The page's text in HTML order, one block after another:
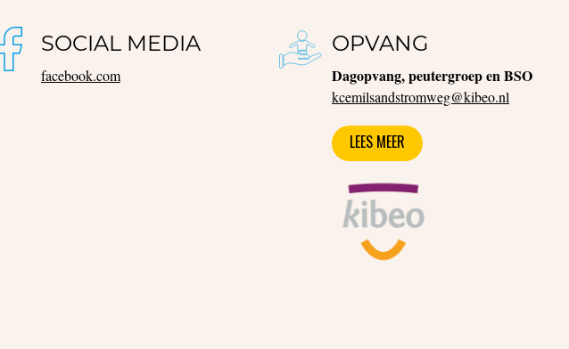
SOCIAL MEDIA
facebook.com
OPVANG
Dagopvang, peutergroep en BSO
kcemilsandstromweg@kibeo.nl
LEES MEER